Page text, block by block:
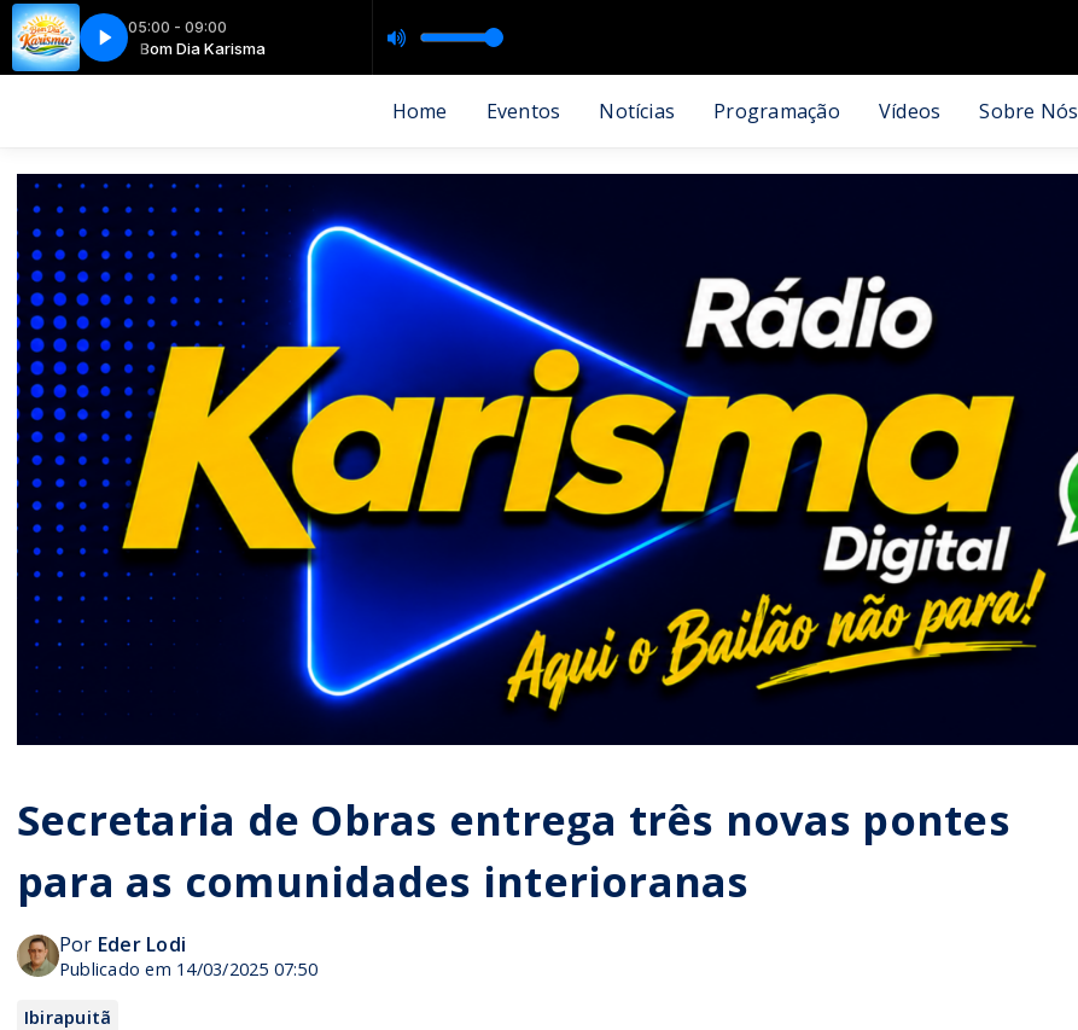
05:00 - 09:00
Bom Dia Karisma
SAN MARINO - SEPARAÇÃO
Home Eventos Notícias Programação Vídeos Sobre Nós
Secretaria de Obras entrega três novas pontes
para as comunidades interioranas
Por Eder Lodi
Publicado em 14/03/2025 07:50
Ibirapuitã